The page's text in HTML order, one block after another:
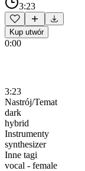
3:23
Kup utwór
0:00
3:23
Nastrój/Temat
dark
hybrid
Instrumenty
synthesizer
Inne tagi
vocal - female